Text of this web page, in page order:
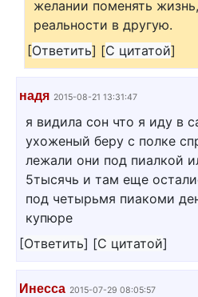
желании поменять
реальности в другую.
[Ответить] [С цитатой]
надя 2015-08-21 13:31:47
я видила сон что я иду в
ухоженый беру с полке
лежали они под пиалкой
5тысячь и там еще
под четырьмя пиакоми
купюре
[Ответить] [С цитатой]
Инесса 2015-07-29 08:05:57